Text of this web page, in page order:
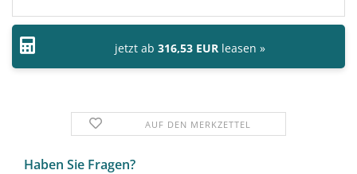
jetzt ab 316,53 EUR leasen »
AUF DEN MERKZETTEL
Haben Sie Fra­gen?